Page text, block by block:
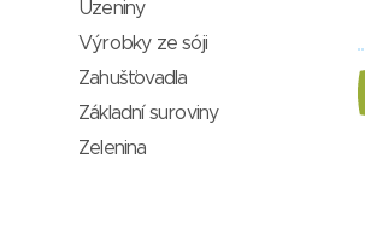
Uzeniny
Výrobky ze sóji
Zahušťovadla
Základní suroviny
Zelenina